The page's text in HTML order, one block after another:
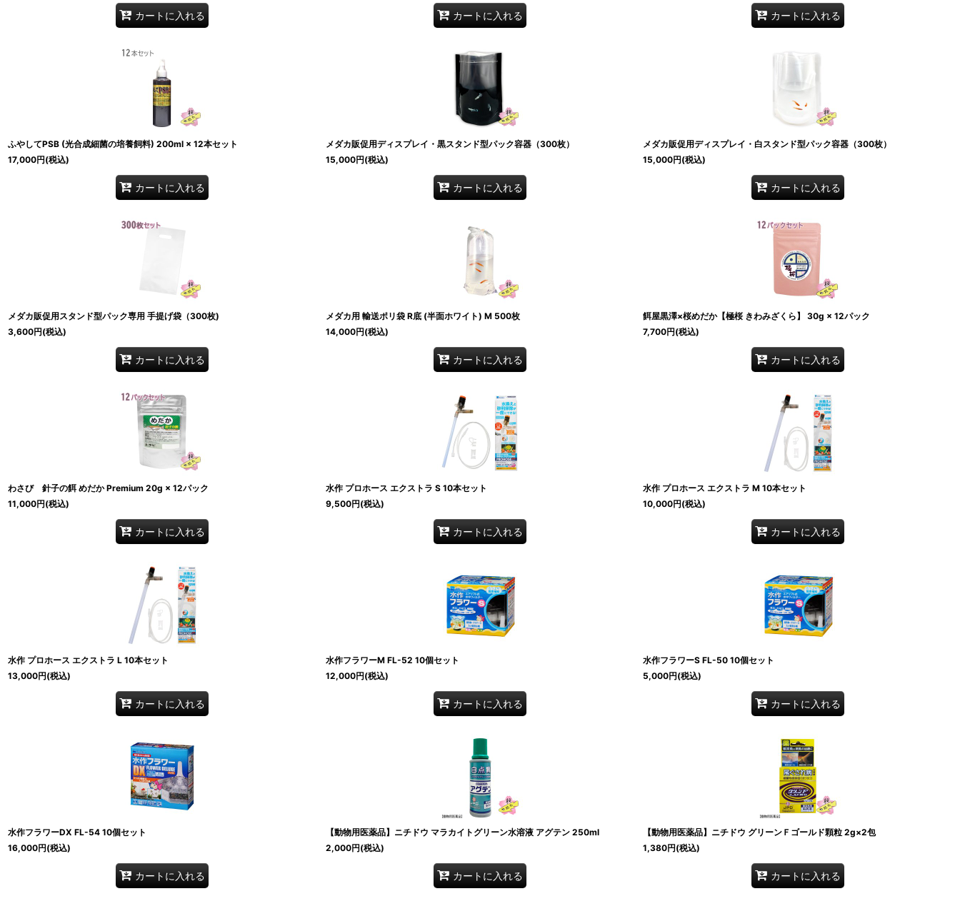
カートに入れる カートに入れる カートに入れる
ふやしてPSB (光合成細菌の培養飼料) 200ml × 12本セット
17,000円(税込)
カートに入れる
メダカ販促用ディスプレイ・黒スタンド型パック容器（300枚）
15,000円(税込)
カートに入れる
メダカ販促用ディスプレイ・白スタンド型パック容器（300枚）
15,000円(税込)
カートに入れる
メダカ販促用スタンド型パック専用 手提げ袋（300枚)
3,600円(税込)
カートに入れる
メダカ用 輸送ポリ袋 R底 (半面ホワイト) M 500枚
14,000円(税込)
カートに入れる
餌屋黒澤×桜めだか【極桜 きわみざくら】 30g × 12パック
7,700円(税込)
カートに入れる
わさび 針子の餌 めだか Premium 20g × 12パック
11,000円(税込)
カートに入れる
水作 プロホース エクストラ S 10本セット
9,500円(税込)
カートに入れる
水作 プロホース エクストラ M 10本セット
10,000円(税込)
カートに入れる
水作 プロホース エクストラ L 10本セット
13,000円(税込)
カートに入れる
水作フラワーM FL-52 10個セット
12,000円(税込)
カートに入れる
水作フラワーS FL-50 10個セット
5,000円(税込)
カートに入れる
水作フラワーDX FL-54 10個セット
16,000円(税込)
カートに入れる
【動物用医薬品】ニチドウ マラカイトグリーン水溶液 アグテン 250ml
2,000円(税込)
カートに入れる
【動物用医薬品】ニチドウ グリーンＦゴールド顆粒 2g×2包
1,380円(税込)
カートに入れる